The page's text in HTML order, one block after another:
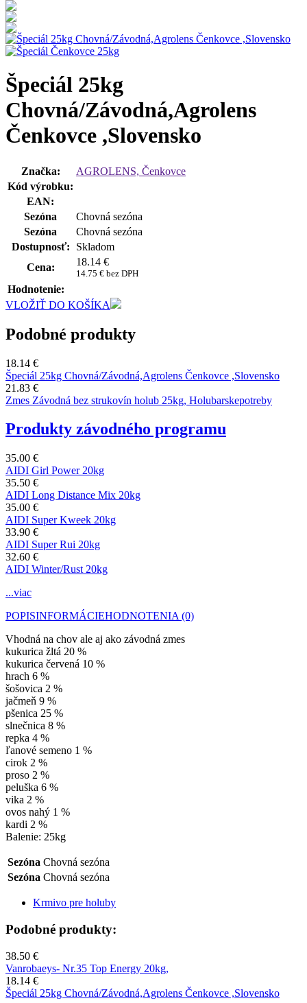
Špeciál 25kg
Chovná/Závodná,Agrolens
Čenkovce ,Slovensko
Značka:
AGROLENS, Čenkovce
Kód výrobku:
EAN:
Sezóna
Chovná sezóna
Sezóna
Chovná sezóna
Dostupnosť:
Skladom
Cena:
18.14 €
14.75 € bez DPH
Hodnotenie:
VLOŽIŤ DO KOŠÍKA
Podobné produkty
18.14 €
Špeciál 25kg Chovná/Závodná,Agrolens Čenkovce ,Slovensko
21.83 €
Zmes Závodná bez strukovín holub 25kg, Holubarskepotreby
Produkty závodného programu
35.00 €
AIDI Girl Power 20kg
35.50 €
AIDI Long Distance Mix 20kg
35.00 €
AIDI Super Kweek 20kg
33.90 €
AIDI Super Rui 20kg
32.60 €
AIDI Winter/Rust 20kg
...viac
POPISINFORMÁCIEHODNOTENIA (0)
Vhodná na chov ale aj ako závodná zmes
kukurica žltá 20 %
kukurica červená 10 %
hrach 6 %
šošovica 2 %
jačmeň 9 %
pšenica 25 %
slnečnica 8 %
repka 4 %
ľanové semeno 1 %
cirok 2 %
proso 2 %
peluška 6 %
vika 2 %
ovos nahý 1 %
kardi 2 %
Balenie: 25kg
Sezóna Chovná sezóna
Sezóna Chovná sezóna
Krmivo pre holuby
Podobné produkty:
38.50 €
Vanrobaeys- Nr.35 Top Energy 20kg,
18.14 €
Špeciál 25kg Chovná/Závodná,Agrolens Čenkovce ,Slovensko